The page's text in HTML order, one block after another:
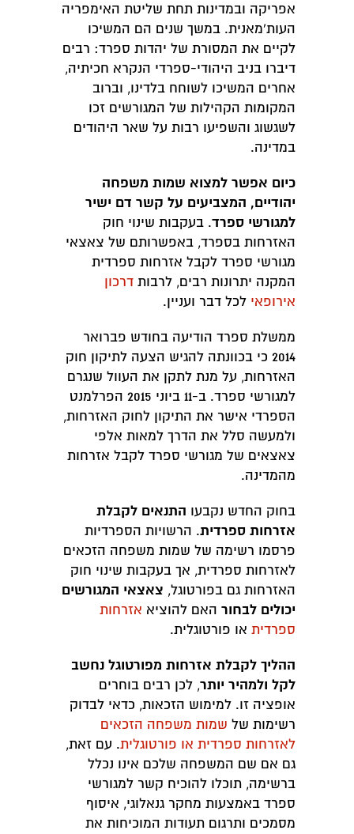
אפריקה ובמדינות תחת שליטת האימפריה
העות'מאנית. במשך שנים הם המשיכו
לקיים את המסורת של יהדות ספרד: רבים
דיברו בניב היהודי-ספרדי הנקרא חכיתיה,
אחרים המשיכו לשוחח בלדינו, וברוב
המקומות הקהילות של המגורשים זכו
לשגשוג והשפיעו רבות על שאר היהודים
במדינה.
כיום אפשר למצוא שמות משפחה
יהודיים, המצביעים על קשר דם ישיר
למגורשי ספרד. בעקבות שינוי חוק
האזרחות בספרד, באפשרותם של צאצאי
מגורשי ספרד לקבל אזרחות ספרדית
המקנה יתרונות רבים, לרבות דרכון
אירופאי לכל דבר ועניין.
ממשלת ספרד הודיעה בחודש פברואר
2014 כי בכוונתה להגיש הצעה לתיקון חוק
האזרחות, על מנת לתקן את העוול שנגרם
למגורשי ספרד. ב-11 ביוני 2015 הפרלמנט
הספרדי אישר את התיקון לחוק האזרחות,
ולמעשה סלל את הדרך למאות אלפי
צאצאים של מגורשי ספרד לקבל אזרחות
מהמדינה.
בחוק החדש נקבעו התנאים לקבלת
אזרחות ספרדית. הרשויות הספרדיות
פרסמו רשימה של שמות משפחה הזכאים
לאזרחות ספרדית, אך בעקבות שינוי חוק
האזרחות גם בפורטוגל, צאצאי המגורשים
יכולים לבחור האם להוציא אזרחות
ספרדית או פורטוגלית.
ההליך לקבלת אזרחות מפורטוגל נחשב
לקל ולמהיר יותר, לכן רבים בוחרים
אופציה זו. למימוש הזכאות, כדאי לבדוק
רשימות של שמות משפחה הזכאים
לאזרחות ספרדית או פורטוגלית. עם זאת,
גם אם שם המשפחה שלכם אינו נכלל
ברשימה, תוכלו להוכיח קשר למגורשי
ספרד באמצעות מחקר גנאלוגי, איסוף
מסמכים ותרגום תעודות המוכיחות את